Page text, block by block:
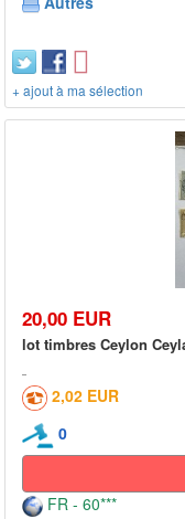
+ ajout à ma sélection
20,00 EUR
lot timbres Ceylon
2,02 EUR
0
FR - 60***